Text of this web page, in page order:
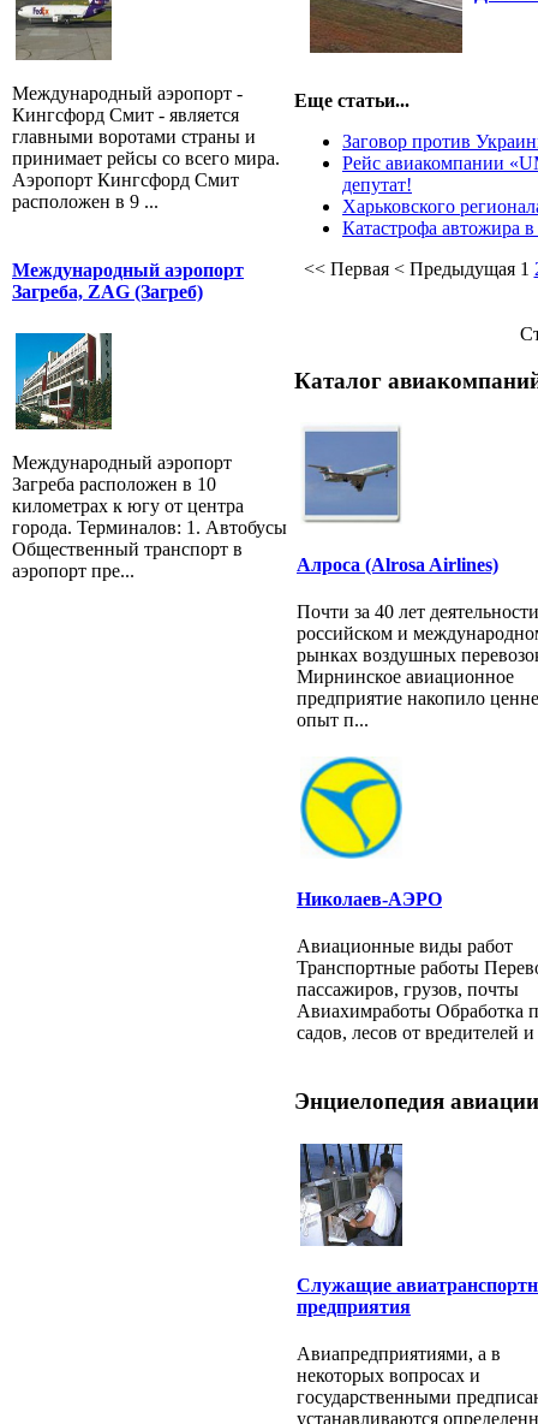
Международный аэропорт -
Кингсфорд Смит - является
главными воротами страны и
принимает рейсы со всего мира.
Аэропорт Кингсфорд Смит
расположен в 9 ...
Международный аэропорт
Загреба, ZAG (Загреб)
Международный аэропорт
Загреба расположен в 10
километрах к югу от центра
города. Терминалов: 1. Автобусы
Общественный транспорт в
аэропорт пре...
Еще статьи...
Заговор против
Рейс авиакомпании
депутат!
Харьковского
Катастрофа автожира
<< Первая< Предыдущая 1
Каталог
Алроса (Alrosa Airlines)
Почти за 40 лет
российском и
рынках воздушных
Мирнинское авиационное
предприятие накопило
опыт п...
Николаев-АЭРО
Авиационные виды работ
Транспортные работы
пассажиров, грузов, почты
Авиахимработы Обработка
садов, лесов от вредителей
Энциелопедия
Служащие
предприятия
Авиапредприятиями, а в
некоторых вопросах и
государственными
устанавливаются